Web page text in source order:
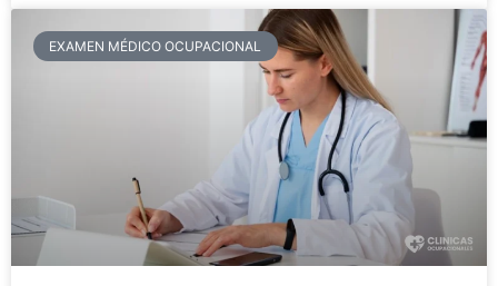
EXAMEN MÉDICO OCUPACIONAL